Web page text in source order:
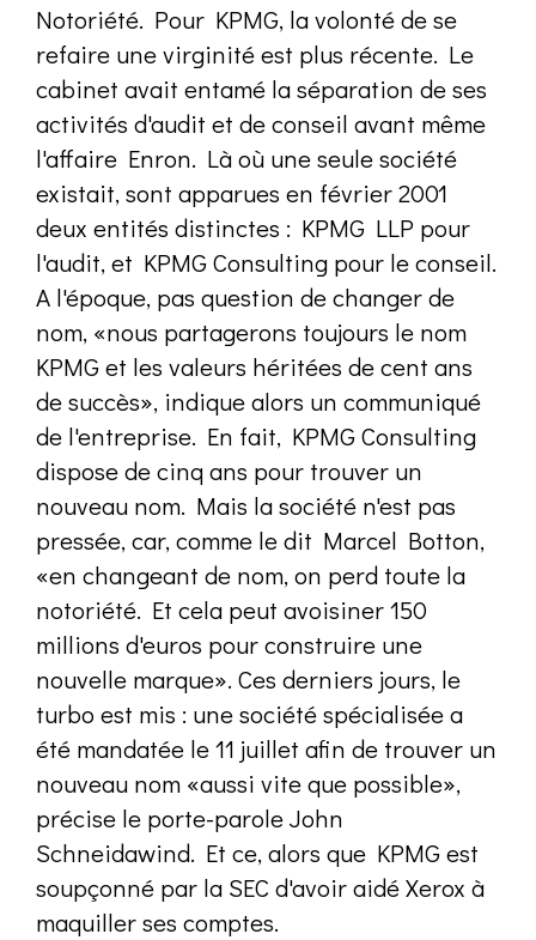
Notoriété. Pour KPMG, la volonté de se
refaire une virginité est plus récente. Le
cabinet avait entamé la séparation de ses
activités d'audit et de conseil avant même
l'affaire Enron. Là où une seule société
existait, sont apparues en février 2001
deux entités distinctes : KPMG LLP pour
l'audit, et KPMG Consulting pour le conseil.
A l'époque, pas question de changer de
nom, «nous partagerons toujours le nom
KPMG et les valeurs héritées de cent ans
de succès», indique alors un communiqué
de l'entreprise. En fait, KPMG Consulting
dispose de cinq ans pour trouver un
nouveau nom. Mais la société n'est pas
pressée, car, comme le dit Marcel Botton,
«en changeant de nom, on perd toute la
notoriété. Et cela peut avoisiner 150
millions d'euros pour construire une
nouvelle marque». Ces derniers jours, le
turbo est mis : une société spécialisée a
été mandatée le 11 juillet afin de trouver un
nouveau nom «aussi vite que possible»,
précise le porte-parole John
Schneidawind. Et ce, alors que KPMG est
soupçonné par la SEC d'avoir aidé Xerox à
maquiller ses comptes.